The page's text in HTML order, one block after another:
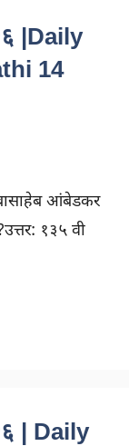
|Daily
14
आंबेडकर
१३५ वी
| Daily